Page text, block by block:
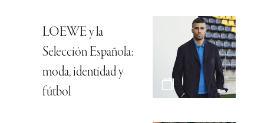
LOEWE y la
Selección Española:
moda, identidad y
fútbol